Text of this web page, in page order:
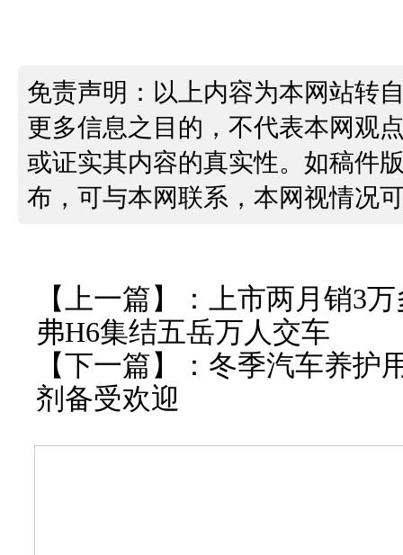
免责声明：以上内容为本网站转
更多信息之目的，不代表本网观
或证实其内容的真实性。如稿件
布，可与本网联系，本网视情况
【上一篇】：
上市两月销3
弗H6集结五岳万人交车
【下一篇】： 冬季汽车养护
剂备受欢迎